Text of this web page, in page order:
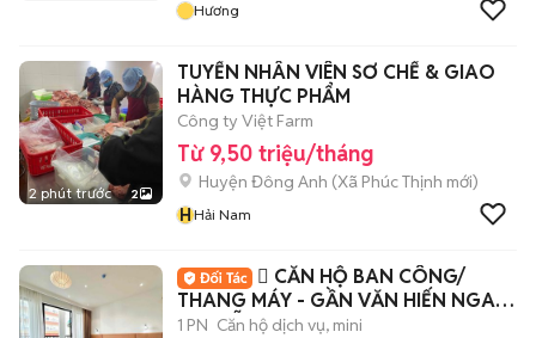
Hương
2 phút trước 2
TUYỂN NHÂN VIÊN SƠ CHẾ & GIAO
HÀNG THỰC PHẨM
Công ty Việt Farm
Từ 9,50 triệu/tháng
Huyện Đông Anh (Xã Phúc Thịnh mới)
HHải Nam
🪾 CĂN HỘ BAN CÔNG/
THANG MÁY - GẦN VĂN HIẾN NGAY
NGUYỄN SƠN 🪵
1 PN Căn hộ dịch vụ, mini